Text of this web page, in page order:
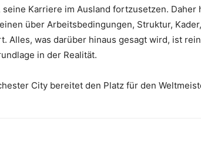
Karriere im Ausland fortzusetzen. Daher
über Arbeitsbedingungen, Struktur,
Alles, was darüber hinaus gesagt wird, ist
in der Realität.
City bereitet den Platz für den